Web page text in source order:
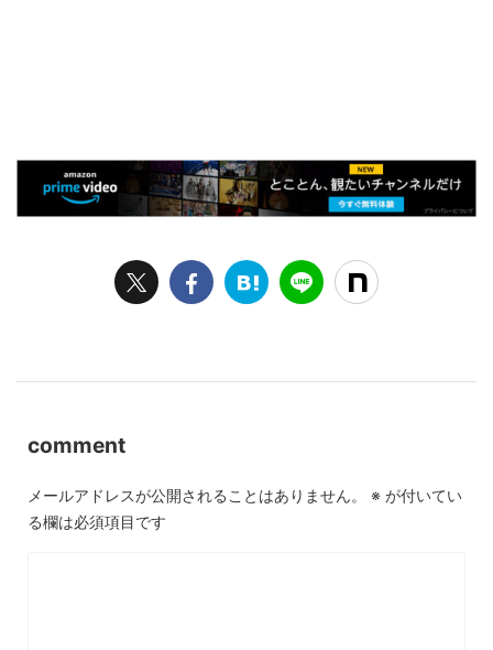
comment
メールアドレスが公開されることはありません。 ※ が付いてい
る欄は必須項目です